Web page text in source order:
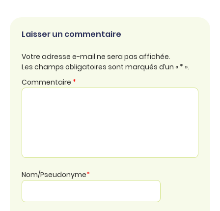
Laisser un commentaire
Votre adresse e-mail ne sera pas affichée.
Les champs obligatoires sont marqués d’un « * ».
Commentaire *
Nom/Pseudonyme*